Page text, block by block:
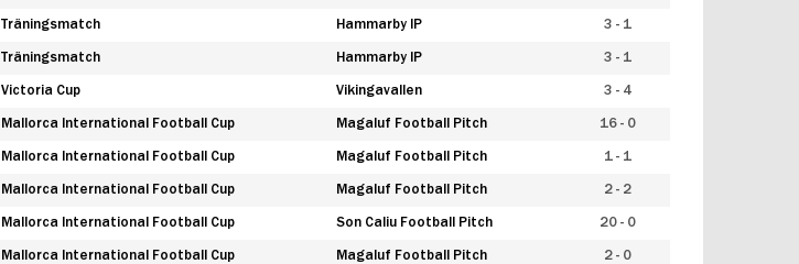
Träningsmatch Hammarby IP 3 - 1
Träningsmatch Hammarby IP 3 - 1
Victoria Cup Vikingavallen 3 - 4
Mallorca International Football Cup Magaluf Football Pitch 16 - 0
Mallorca International Football Cup Magaluf Football Pitch 1 - 1
Mallorca International Football Cup Magaluf Football Pitch 2 - 2
Mallorca International Football Cup Son Caliu Football Pitch 20 - 0
Mallorca International Football Cup Magaluf Football Pitch 2 - 0